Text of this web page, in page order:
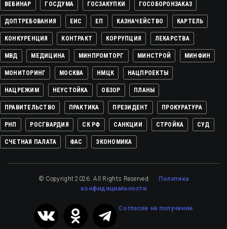
ВЕБИНАР ГОСДУМА ГОСЗАКУПКИ ГОСОБОРОНЗАКАЗ
ДОПТРЕБОВАНИЯ ЕИС ЕП КАЗНАЧЕЙСТВО КАРТЕЛЬ
КОНКУРЕНЦИЯ КОНТРАКТ КОРРУПЦИЯ ЛЕКАРСТВА
МВД МЕДИЦИНА МИНПРОМТОРГ МИНСТРОЙ МИНФИН
МОНИТОРИНГ МОСКВА НМЦК НАЦПРОЕКТЫ
НАЦРЕЖИМ НЕУСТОЙКА ОБЗОР ПЛАНЫ
ПРАВИТЕЛЬСТВО ПРАКТИКА ПРЕЗИДЕНТ ПРОКУРАТУРА
РНП РОСГВАРДИЯ СК РФ САНКЦИИ СТРОЙКА СУД
СЧЕТНАЯ ПАЛАТА ФАС ЭКОНОМИКА
© Copyright 2026. All Rights Reserved.
Политика
конфидициальности
Cогласие на получение